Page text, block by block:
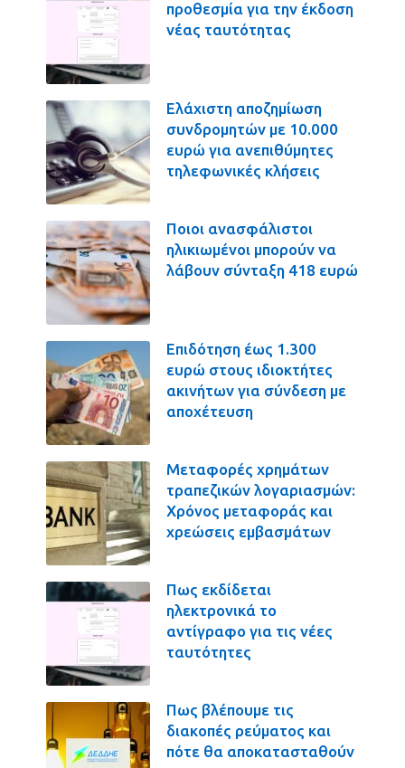
προθεσμία για την έκδοση
νέας ταυτότητας
Ελάχιστη αποζημίωση
συνδρομητών με 10.000
ευρώ για ανεπιθύμητες
τηλεφωνικές κλήσεις
Ποιοι ανασφάλιστοι
ηλικιωμένοι μπορούν να
λάβουν σύνταξη 418 ευρώ
Επιδότηση έως 1.300
ευρώ στους ιδιοκτήτες
ακινήτων για σύνδεση με
αποχέτευση
Μεταφορές χρημάτων
τραπεζικών λογαριασμών:
Χρόνος μεταφοράς και
χρεώσεις εμβασμάτων
Πως εκδίδεται
ηλεκτρονικά το
αντίγραφο για τις νέες
ταυτότητες
Πως βλέπουμε τις
διακοπές ρεύματος και
πότε θα αποκατασταθούν